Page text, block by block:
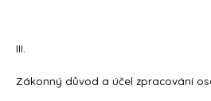
III.
Zákonný důvod a účel zpracování